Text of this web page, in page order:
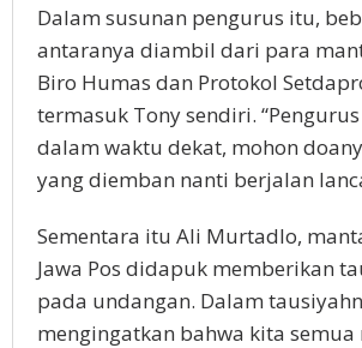
Dalam susunan pengurus itu,
antaranya diambil dari para
Biro Humas dan Protokol
termasuk Tony sendiri.
dalam waktu dekat, mohon
yang diemban nanti berjalan
Sementara itu Ali Murtadlo,
Jawa Pos didapuk memberikan
pada undangan. Dalam
mengingatkan bahwa kita semua